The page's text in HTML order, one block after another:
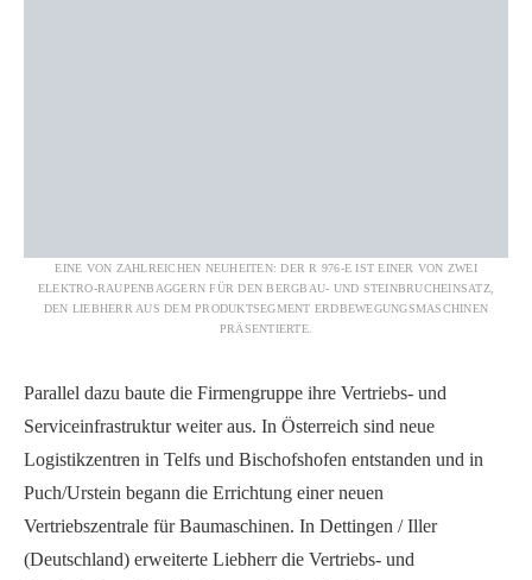
EINE VON ZAHLREICHEN NEUHEITEN: DER R 976-E IST EINER VON ZWEI
ELEKTRO-RAUPENBAGGERN FÜR DEN BERGBAU- UND STEINBRUCHEINSATZ,
DEN LIEBHERR AUS DEM PRODUKTSEGMENT ERDBEWEGUNGSMASCHINEN
PRÄSENTIERTE.
Parallel dazu baute die Firmengruppe ihre Vertriebs- und
Serviceinfrastruktur weiter aus. In Österreich sind neue
Logistikzentren in Telfs und Bischofshofen entstanden und in
Puch/Urstein begann die Errichtung einer neuen
Vertriebszentrale für Baumaschinen. In Dettingen / Iller
(Deutschland) erweiterte Liebherr die Vertriebs- und